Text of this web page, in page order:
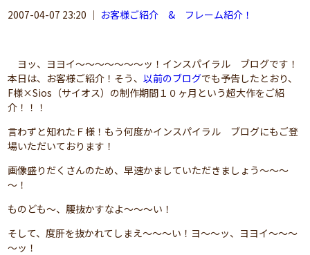
2007-04-07 23:20 ｜ お客様ご紹介 & フレーム紹介！
ヨッ、ヨヨイ～～～～～～～ッ！インスパイラル ブログです！
本日は、お客様ご紹介！そう、以前のブログでも予告したとおり、
F様×Sios（サイオス）の制作期間１０ヶ月という超大作をご紹
介！！！
言わずと知れたＦ様！もう何度かインスパイラル ブログにもご登
場いただいております！
画像盛りだくさんのため、早速かましていただきましょう～～～
～！
ものども～、腰抜かすなよ～～～い！
そして、度肝を抜かれてしまえ～～～い！ヨ～～ッ、ヨヨイ～～～
～ッ！